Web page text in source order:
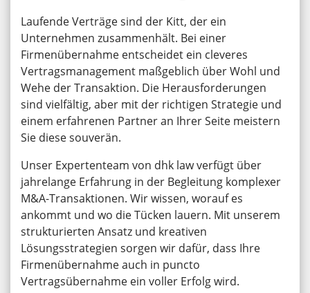
Laufende Verträge sind der Kitt, der ein
Unternehmen zusammenhält. Bei einer
Firmenübernahme entscheidet ein cleveres
Vertragsmanagement maßgeblich über Wohl und
Wehe der Transaktion. Die Herausforderungen
sind vielfältig, aber mit der richtigen Strategie und
einem erfahrenen Partner an Ihrer Seite meistern
Sie diese souverän.
Unser Expertenteam von dhk law verfügt über
jahrelange Erfahrung in der Begleitung komplexer
M&A-Transaktionen. Wir wissen, worauf es
ankommt und wo die Tücken lauern. Mit unserem
strukturierten Ansatz und kreativen
Lösungsstrategien sorgen wir dafür, dass Ihre
Firmenübernahme auch in puncto
Vertragsübernahme ein voller Erfolg wird.